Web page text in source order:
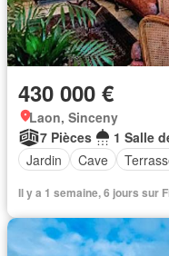
430 000 €
Laon, Sinceny
7 Pièces
1 Salle
Jardin
Cave
Il y a 1 semaine, 6 jours sur